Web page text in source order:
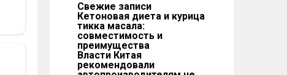
Свежие записи
Кетоновая диета и курица
тикка масала:
совместимость и
преимущества
Власти Китая
рекомендовали